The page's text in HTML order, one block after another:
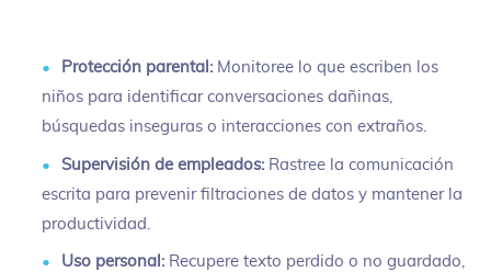
Protección parental:Monitoree lo que escriben los
niños para identificar conversaciones dañinas,
búsquedas inseguras o interacciones con extraños.
Supervisión de empleados:Rastree la comunicación
escrita para prevenir filtraciones de datos y mantener la
productividad.
Uso personal:Recupere texto perdido o no guardado,